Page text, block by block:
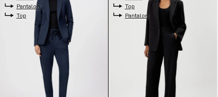
Pantalon
Top
Top
Pantalon